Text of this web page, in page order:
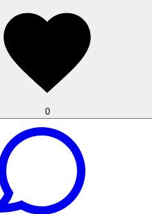
0